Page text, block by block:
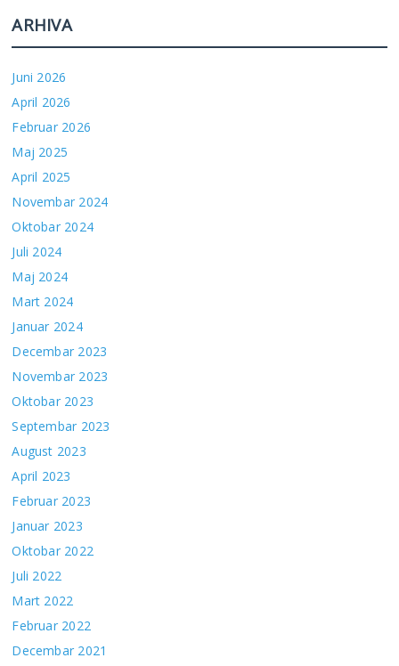
ARHIVA
Juni 2026
April 2026
Februar 2026
Maj 2025
April 2025
Novembar 2024
Oktobar 2024
Juli 2024
Maj 2024
Mart 2024
Januar 2024
Decembar 2023
Novembar 2023
Oktobar 2023
Septembar 2023
August 2023
April 2023
Februar 2023
Januar 2023
Oktobar 2022
Juli 2022
Mart 2022
Februar 2022
Decembar 2021